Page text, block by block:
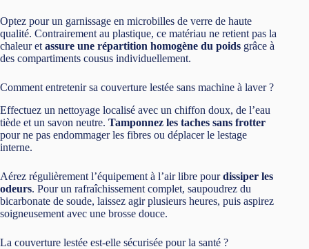
Optez pour un garnissage en microbilles de verre de haute
qualité. Contrairement au plastique, ce matériau ne retient pas la
chaleur et assure une répartition homogène du poids grâce à
des compartiments cousus individuellement.
Comment entretenir sa couverture lestée sans machine à laver ?
Effectuez un nettoyage localisé avec un chiffon doux, de l’eau
tiède et un savon neutre. Tamponnez les taches sans frotter
pour ne pas endommager les fibres ou déplacer le lestage
interne.
Aérez régulièrement l’équipement à l’air libre pourdissiper les
odeurs. Pour un rafraîchissement complet, saupoudrez du
bicarbonate de soude, laissez agir plusieurs heures, puis aspirez
soigneusement avec une brosse douce.
La couverture lestée est-elle sécurisée pour la santé ?